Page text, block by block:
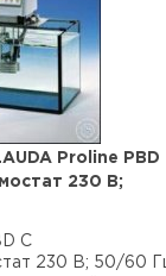
Proline PBD
230 В;
C
230 В; 50/60